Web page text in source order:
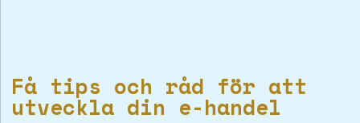
Få tips och råd för att
utveckla din e-handel